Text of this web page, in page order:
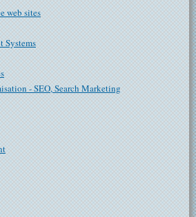
web sites
Systems
- SEO, Search Marketing